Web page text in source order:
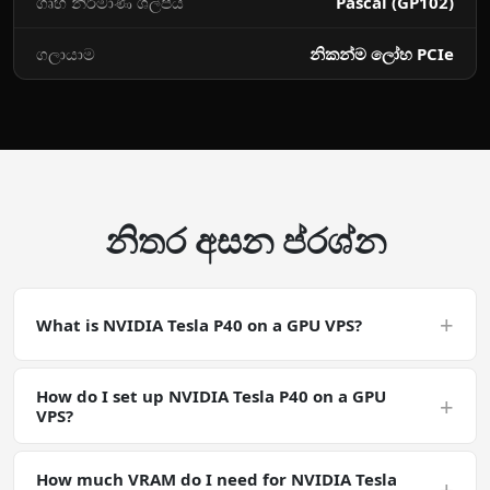
ගලායාම නිකන්ම ලෝහ PCIe
නිතර අසන ප්රශ්න
What is NVIDIA Tesla P40 on a GPU VPS? +
deployment. NVIDIA Tesla P40 is a general GPU-
accelerated workload. Make sure your software has
match the workload requirements for NVIDIA Tesla P40.
How do I set up NVIDIA Tesla P40 on a GPU
VPS?
+
run nvidia-smi. Your NVIDIA Tesla P40 environment is
How much VRAM do I need for NVIDIA Tesla